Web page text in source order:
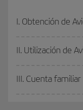
I. Obtención de
II. Utilización de
III. Cuenta familiar